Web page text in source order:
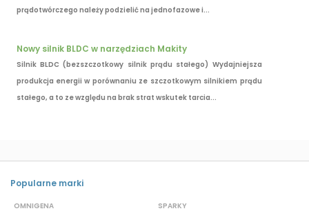
prądotwórczego należy podzielić na jednofazowe i...
Nowy silnik BLDC w narzędziach Makity
Silnik BLDC (bezszczotkowy silnik prądu stałego) Wydajniejsza
produkcja energii w porównaniu ze szczotkowym silnikiem prądu
stałego, a to ze względu na brak strat wskutek tarcia...
Popularne marki
OMNIGENA
SPARKY